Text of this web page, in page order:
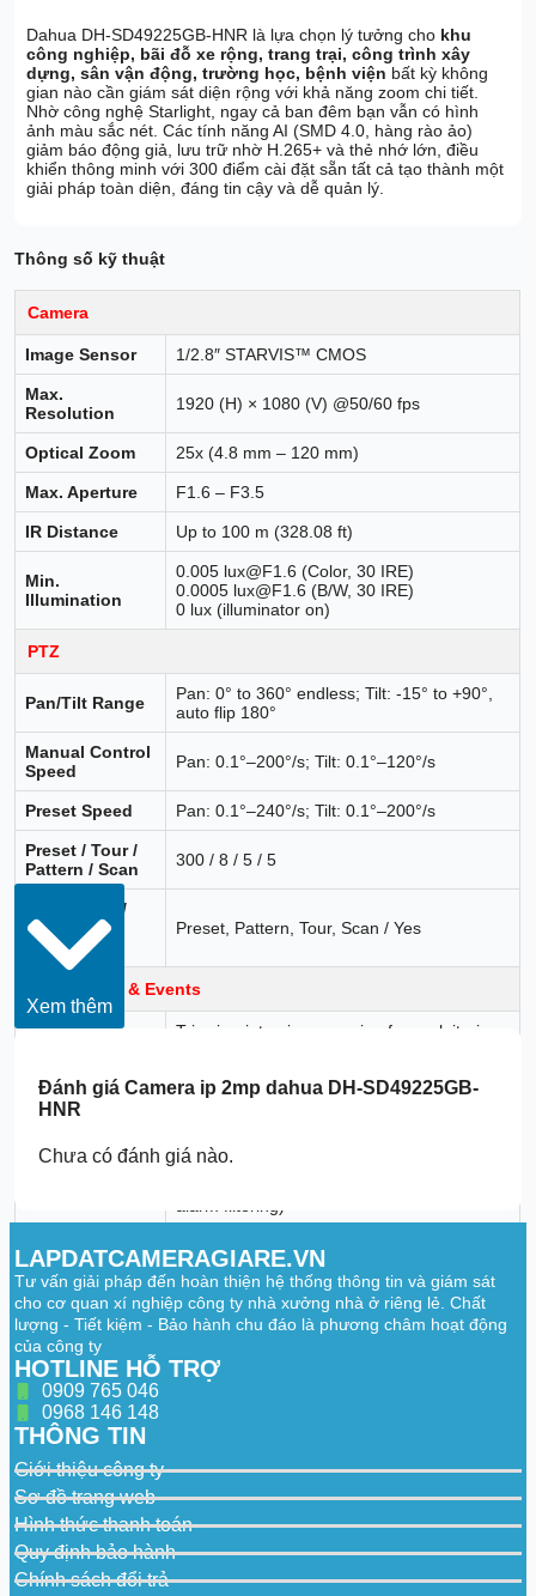
Dahua DH-SD49225GB-HNR là lựa chọn lý tưởng cho khu
công nghiệp, bãi đỗ xe rộng, trang trại, công trình xây
dựng, sân vận động, trường học, bệnh viện bất kỳ không
gian nào cần giám sát diện rộng với khả năng zoom chi tiết.
Nhờ công nghệ Starlight, ngay cả ban đêm bạn vẫn có hình
ảnh màu sắc nét. Các tính năng AI (SMD 4.0, hàng rào ảo)
giảm báo động giả, lưu trữ nhờ H.265+ và thẻ nhớ lớn, điều
khiển thông minh với 300 điểm cài đặt sẵn tất cả tạo thành một
giải pháp toàn diện, đáng tin cậy và dễ quản lý.
Thông số kỹ thuật
Camera
Image Sensor 1/2.8″ STARVIS™ CMOS
Max.
Resolution
1920 (H) × 1080 (V) @50/60 fps
Optical Zoom 25x (4.8 mm – 120 mm)
Max. Aperture F1.6 – F3.5
IR Distance Up to 100 m (328.08 ft)
Min.
Illumination
0.005 lux@F1.6 (Color, 30 IRE)
0.0005 lux@F1.6 (B/W, 30 IRE)
0 lux (illuminator on)
PTZ
Pan/Tilt Range
Pan: 0° to 360° endless; Tilt: -15° to +90°,
auto flip 180°
Manual Control
Speed
Pan: 0.1°–200°/s; Tilt: 0.1°–120°/s
Preset Speed Pan: 0.1°–240°/s; Tilt: 0.1°–200°/s
Preset / Tour /
Pattern / Scan
300 / 8 / 5 / 5
Idle Motion /
Power-off
Memory
Preset, Pattern, Tour, Scan / Yes
Intelligence & Events
Tripwire; intrusion; crossing fence; loitering;
classification; linkage tracking
attribute extraction, face cutout)
alarm filtering)
Video & Audio
Video
Compression
Smart H.265+; H.265; Smart H.264+;
H.264B/H/M/H; MJPEG
Video Bit Rate
kbps–6,144 kbps
WDR / BLC /
HLC
Digital Zoom /
Defog / Image
Stabilization
Privacy
Masking /
Image Rotation
Xem thêm
Đánh giáCamera ip 2mp dahua DH-SD49225GB-
HNR
Chưa có đánh giá nào.
LAPDATCAMERAGIARE.VN
Tư vấn giải pháp đến hoàn thiện hệ thống thông tin và giám sát
cho cơ quan xí nghiệp công ty nhà xưởng nhà ở riêng lẻ. Chất
lượng - Tiết kiệm - Bảo hành chu đáo là phương châm hoạt động
của công ty
HOTLINE HỖ TRỢ
0909 765 046
0968 146 148
THÔNG TIN
Giới thiệu công ty
Sơ đồ trang web
Hình thức thanh toán
Quy định bảo hành
Chính sách đổi trả